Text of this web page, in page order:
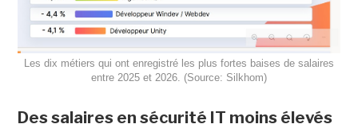
Les dix métiers qui ont enregistré les plus fortes baises de salaires
entre 2025 et 2026. (Source: Silkhom)
Des salaires en sécurité IT moins élevés